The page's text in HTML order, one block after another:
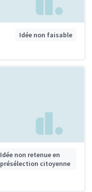
Idée non faisable
Idée non retenue en
présélection citoyenne